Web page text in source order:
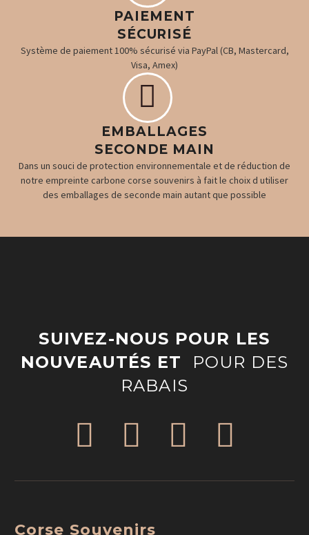
PAIEMENT
SÉCURISÉ
Système de paiement 100% sécurisé via PayPal (CB, Mastercard,
Visa, Amex)


EMBALLAGES
SECONDE MAIN
Dans un souci de protection environnementale et de réduction de
notre empreinte carbone corse souvenirs à fait le choix d utiliser
des emballages de seconde main autant que possible
SUIVEZ-NOUS POUR LES
NOUVEAUTÉS ET
POUR DES
RABAIS
Corse Souvenirs